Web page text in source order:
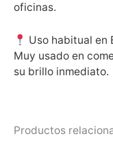
oficinas.
Uso habitual en
Muy usado en
su brillo inmediato.
Productos